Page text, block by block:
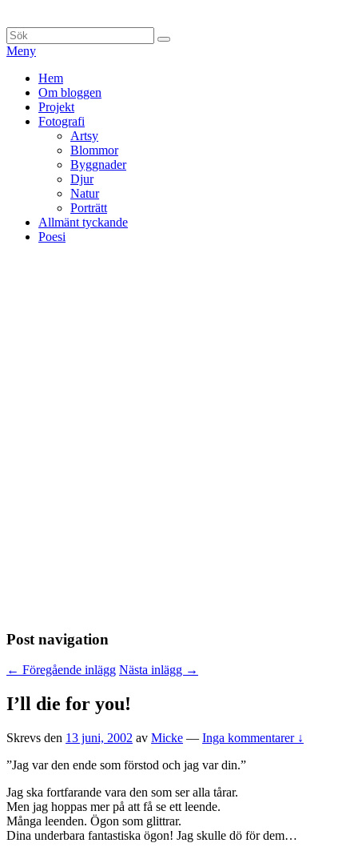
till
innehåll
Sök
efter:
Sök
Meny
Primär
meny
Hem
Om bloggen
Projekt
Fotografi
Artsy
Blommor
Byggnader
Djur
Natur
Porträtt
Allmänt tyckande
Poesi
Post navigation
← Föregående inlägg Nästa inlägg →
I’ll die for you!
Skrevs den 13 juni, 2002 av Micke — Inga kommentarer ↓
”Jag var den ende som förstod och jag var din.”
Jag ska fortfarande vara den som ser alla tårar.
Men jag hoppas mer på att få se ett leende.
Många leenden. Ögon som glittrar.
Dina underbara fantastiska ögon! Jag skulle dö för dem…